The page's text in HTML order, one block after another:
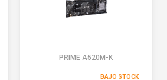
PRIME A520M-K
BAJO STOCK